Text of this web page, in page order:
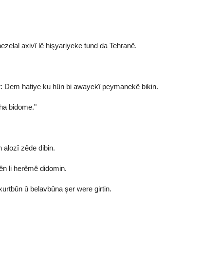
axivî lê hişyariyeke tund da Tehranê.
hatiye ku hûn bi awayekî peymanekê bikin.
bidome."
alozî zêde dibin.
li herêmê didomin.
û belavbûna şer were girtin.